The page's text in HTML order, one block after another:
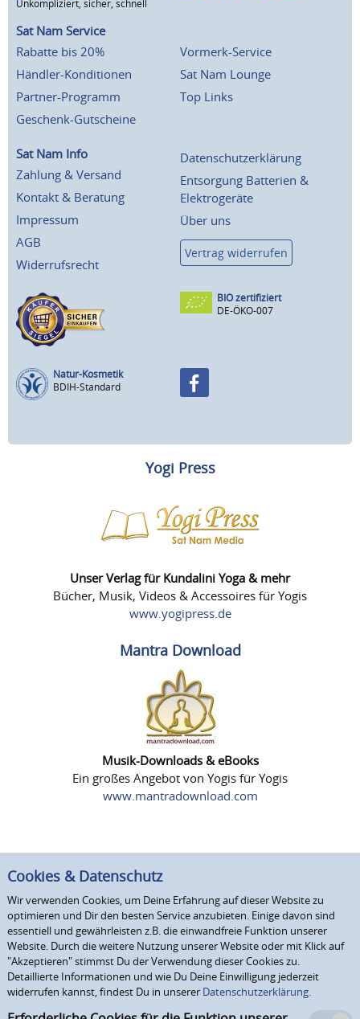
Unkompliziert, sicher, schnell
Sat Nam Service
Rabatte bis 20%
Händler-Konditionen
Partner-Programm
Geschenk-Gutscheine
Vormerk-Service
Sat Nam Lounge
Top Links
Sat Nam Info
Zahlung & Versand
Kontakt & Beratung
Impressum
AGB
Widerrufsrecht
Datenschutzerklärung
Entsorgung Batterien &
Elektrogeräte
Über uns
Vertrag widerrufen
BIO zertifiziert
DE-ÖKO-007
Natur-Kosmetik
BDIH-Standard
Yogi Press
Unser Verlag für Kundalini Yoga & mehr
Bücher, Musik, Videos & Accessoires für Yogis
www.yogipress.de
Mantra Download
Musik-Downloads & eBooks
Ein großes Angebot von Yogis für Yogis
www.mantradownload.com
Cookies & Datenschutz
Wir verwenden Cookies, um Deine Erfahrung auf dieser Website zu
optimieren und Dir den besten Service anzubieten. Einige davon sind
essentiell und gewährleisten z.B. die einwandfreie Funktion unserer
Website. Durch die weitere Nutzung unserer Website oder mit Klick auf
"Akzeptieren" stimmst Du der Verwendung dieser Cookies zu.
Detaillierte Informationen und wie Du Deine Einwilligung jederzeit
widerrufen kannst, findest Du in unserer Datenschutzerklärung.